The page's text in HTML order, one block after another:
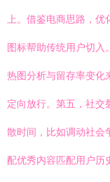
上。借鉴电商思路，
图标帮助传统用户切入
热图分析与留存率变化
定向放行。第五，社交
散时间，比如调动社会
配优秀内容匹配用户历